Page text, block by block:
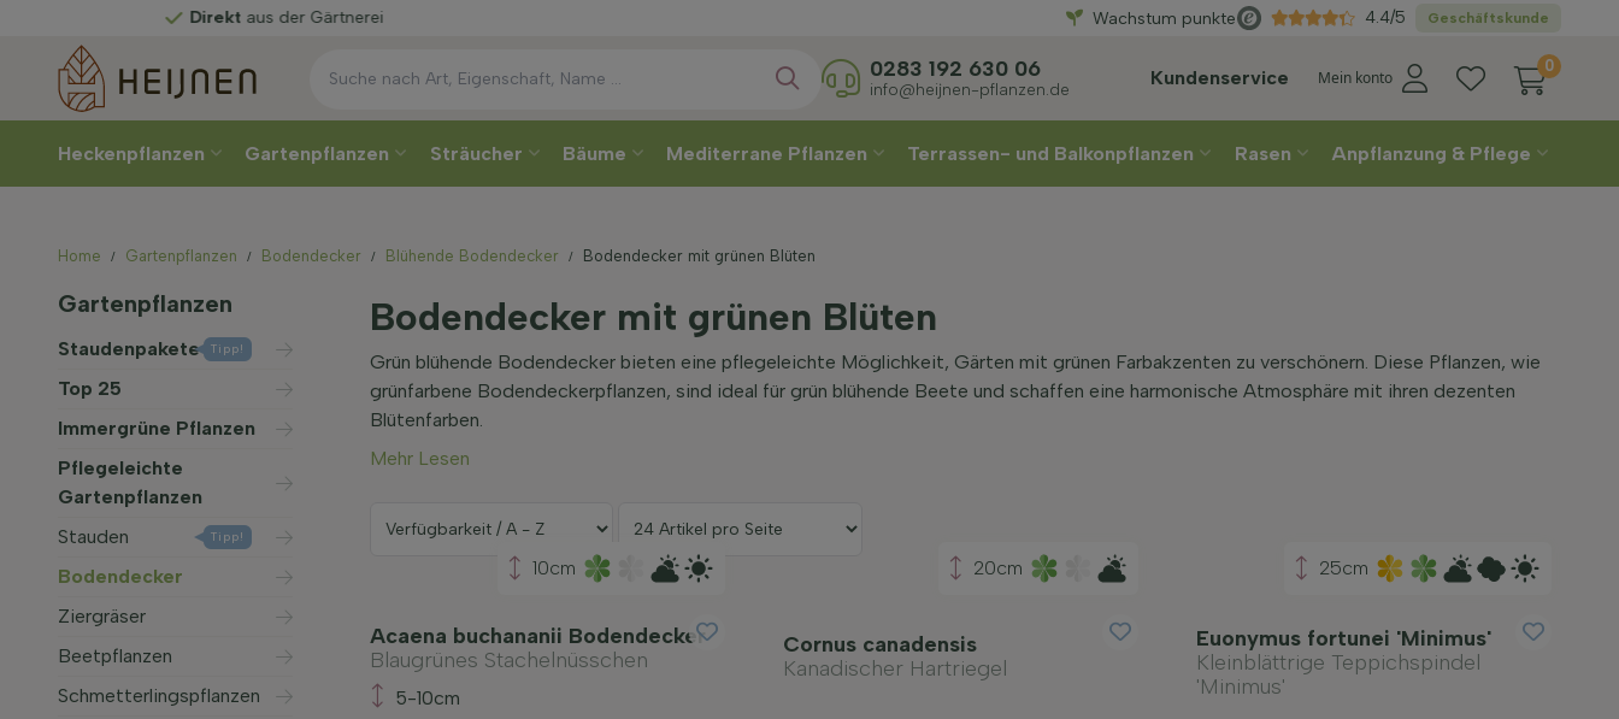
aus der Gärtnerei WählenSie Ihre Lieferwoche
Wachstum punkte Geschäftskunde
4.4/5
Kundenservice Mein konto
0
0283 192 630 06
info@heijnen-pflanzen.de
Heckenpflanzen Gartenpflanzen Sträucher Bäume Mediterrane Pflanzen Terrassen- und Balkonpflanzen Rasen Anpflanzung & Pflege
Home Gartenpflanzen Bodendecker Blühende Bodendecker Bodendecker mit grünen Blüten
Gartenpflanzen
Staudenpakete Tipp!
Top 25
Immergrüne Pflanzen
Pflegeleichte
Gartenpflanzen
Stauden
Tipp!
Bodendecker
Ziergräser
Beetpflanzen
Schmetterlingspflanzen
Bodendecker mit grünen Blüten
Grün blühende Bodendecker bieten eine pflegeleichte Möglichkeit, Gärten mit grünen Farbakzenten zu verschönern. Diese Pflanzen, wie
grünfarbene Bodendeckerpflanzen, sind ideal für grün blühende Beete und schaffen eine harmonische Atmosphäre mit ihren dezenten
Blütenfarben.
Mehr Lesen
10cm
Acaena buchananii Bodendecker
Blaugrünes Stachelnüsschen
5-10cm
20cm
Cornus canadensis
Kanadischer Hartriegel
25cm
Euonymus fortunei 'Minimus'
Kleinblättrige Teppichspindel
'Minimus'